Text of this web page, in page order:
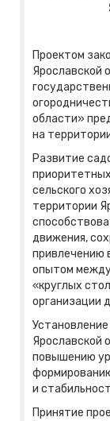
Проектом
Ярославской
области»
на
Развитие
сельского
территории
движения,
привлечению
опытом
«круглых
организации
Ярославской
повышению
и
Принятие